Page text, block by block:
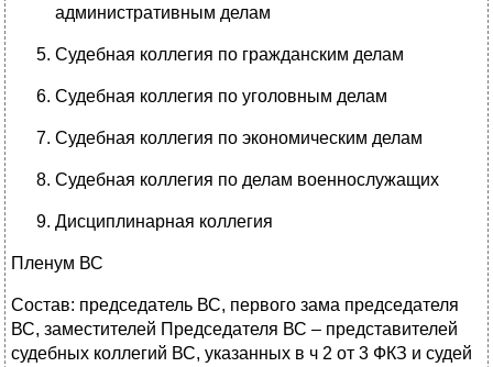
административным делам
Судебная коллегия по гражданским делам
Судебная коллегия по уголовным делам
Судебная коллегия по экономическим делам
Судебная коллегия по делам военнослужащих
Дисциплинарная коллегия
Пленум ВС
Состав: председатель ВС, первого зама председателя
ВС, заместителей Председателя ВС – представителей
судебных коллегий ВС, указанных в ч 2 от 3 ФКЗ и судей